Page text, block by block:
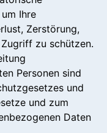
Ihre
Zerstörung,
zu schützen.
Personen sind
und
und zum
Daten